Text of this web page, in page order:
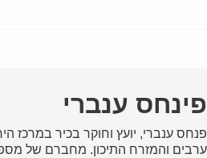
פינחס ענברי
פנחס ענברי, יועץ וחוקר בכיר במרכז